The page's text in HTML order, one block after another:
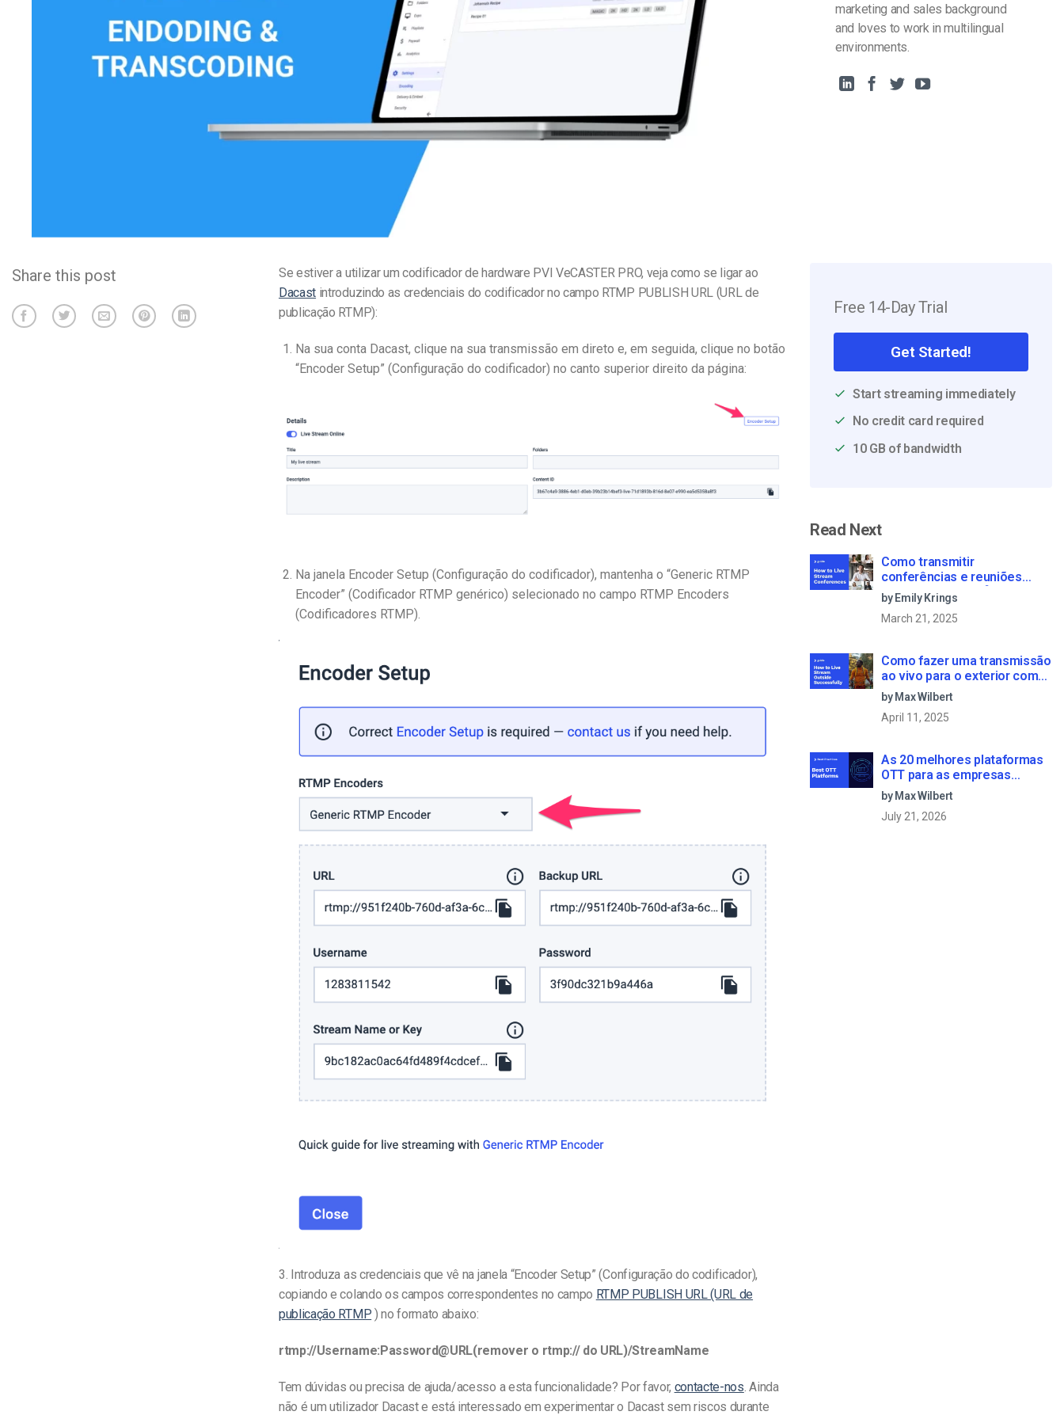
Video CMS
Privacidade e Segurança
Análise de Vídeo
Monetização de Vídeo
marketing and sales background
and loves to work in multilingual
environments.
Share this post
Se estiver a utilizar um codificador de hardware PVI VeCASTER PRO, veja como se ligar ao
Dacast introduzindo as credenciais do codificador no campo RTMP PUBLISH URL (URL de
publicação RTMP):
Na sua conta Dacast, clique na sua transmissão em direto e, em seguida, clique no botão
“Encoder Setup” (Configuração do codificador) no canto superior direito da página:
Na janela Encoder Setup (Configuração do codificador), mantenha o “Generic RTMP
Encoder” (Codificador RTMP genérico) selecionado no campo RTMP Encoders
(Codificadores RTMP).
3. Introduza as credenciais que vê na janela “Encoder Setup” (Configuração do codificador),
copiando e colando os campos correspondentes no campo RTMP PUBLISH URL (URL de
publicação RTMP ) no formato abaixo:
rtmp://Username:Password@URL(remover o rtmp:// do URL)/StreamName
Tem dúvidas ou precisa de ajuda/acesso a esta funcionalidade? Por favor, contacte-nos. Ainda
não é um utilizador Dacast e está interessado em experimentar o Dacast sem riscos durante
Free 14-Day Trial
Get Started!
Start streaming immediately
No credit card required
10 GB of bandwidth
Read Next
Como transmitir
conferências e reuniões
virtuais em direto [2021
Update]
by Emily Krings
March 21, 2025
Como fazer uma transmissão
ao vivo para o exterior com
sucesso: Um guia passo-a-
passo [2021 Update]
by Max Wilbert
April 11, 2025
As 20 melhores plataformas
OTT para as empresas
criarem o seu próprio serviço
de streaming (2026)
by Max Wilbert
July 21, 2026